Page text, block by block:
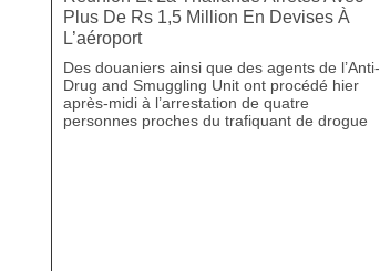
Plus De Rs 1,5 Million En Devises À
L’aéroport
Des douaniers ainsi que des agents de l’Anti-
Drug and Smuggling Unit ont procédé hier
après-midi à l’arrestation de quatre
personnes proches du trafiquant de drogue